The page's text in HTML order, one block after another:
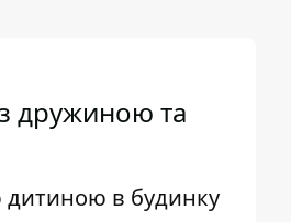
дружиною та
дитиною в будинку